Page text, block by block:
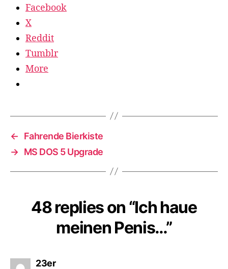
Facebook
X
Reddit
Tumblr
More
←
Fahrende Bierkiste
→ MS DOS 5 Upgrade
48 replies on “Ich haue
meinen Penis…”
23ersays: